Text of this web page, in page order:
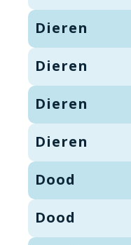
Dieren
Dieren
Dieren
Dieren
Dood
Dood